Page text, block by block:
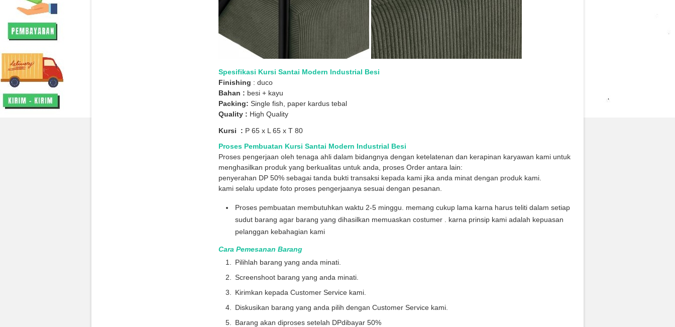
Spesifikasi Kursi Santai Modern Industrial Besi
Finishing : duco
Bahan : besi + kayu
Packing: Single fish, paper kardus tebal
Quality : High Quality
Kursi : P 65 x L 65 x T 80
Proses Pembuatan Kursi Santai Modern Industrial Besi
Proses pengerjaan oleh tenaga ahli dalam bidangnya dengan ketelatenan dan kerapinan karyawan kami untuk
menghasilkan produk yang berkualitas untuk anda, proses Order antara lain:
penyerahan DP 50% sebagai tanda bukti transaksi kepada kami jika anda minat dengan produk kami.
kami selalu update foto proses pengerjaanya sesuai dengan pesanan.
Proses pembuatan membutuhkan waktu 2-5 minggu. memang cukup lama karna harus teliti dalam setiap
sudut barang agar barang yang dihasilkan memuaskan costumer . karna prinsip kami adalah kepuasan
pelanggan kebahagian kami
Cara Pemesanan Barang
Pilihlah barang yang anda minati.
Screenshoot barang yang anda minati.
Kirimkan kepada Customer Service kami.
Diskusikan barang yang anda pilih dengan Customer Service kami.
Barang akan diproses setelah DPdibayar 50%